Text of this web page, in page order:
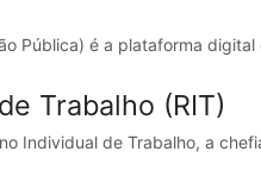
Pública) é a plataforma
Trabalho (RIT)
Individual de Trabalho, a